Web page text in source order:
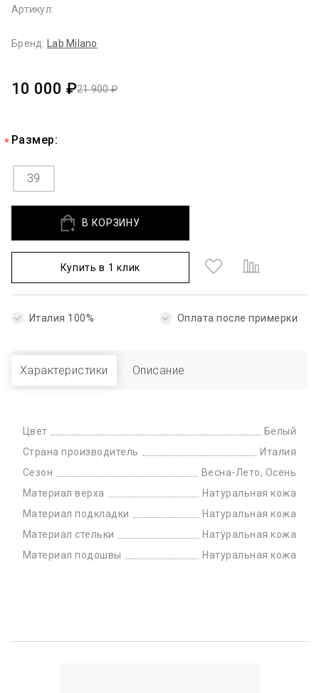
Артикул:
Бренд: Lab Milano
21 900 ₽
10 000 ₽
Размер:
39
В КОРЗИНУ
Купить в 1 клик
Италия 100% Оплата после примерки
Характеристики Описание
Цвет
Белый
Страна производитель
Италия
Сезон
Весна-Лето, Осень
Материал верха
Натуральная кожа
Материал подкладки
Натуральная кожа
Материал стельки
Натуральная кожа
Материал подошвы
Натуральная кожа